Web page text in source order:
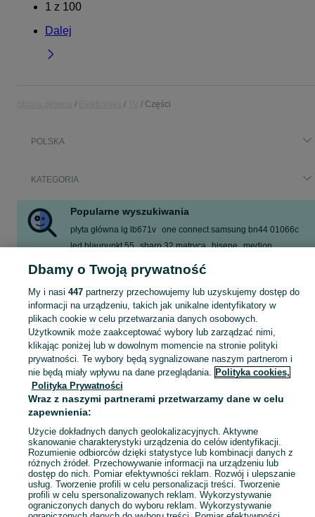
1 z 100
Dalej
Części
POLSKA
KATEGORIA
Popularne wyszukiwania
płyta główna lg lb671v one connect samsung bn44 01066c
led blaupunkt 55 sharp 32 matryca hisene medion
płyta główna lg oled eax69049007
Części do telewizora w Polsce ▶️ szeroki wybór modeli i marek ✅ Nowe i używane w atrakcyjnych cenach ☝ Sprawdź ogłoszenia i kupuj online na OLX.pl!
Mapa kategorii
Mapa miejscowości
Mapa ministron
Popularne wyszukiwania
Dbamy o Twoją prywatność
My i nasi 447partnerzy przechowujemy lub uzyskujemy dostęp do
informacji na urządzeniu, takich jak unikalne identyfikatory w
plikach cookie w celu przetwarzania danych osobowych.
Użytkownik może zaakceptować wybory lub zarządzać nimi,
klikając poniżej lub w dowolnym momencie na stronie polityki
prywatności. Te wybory będą sygnalizowane naszym partnerom i
nie będą miały wpływu na dane przeglądania. Polityka cookies,
Polityka Prywatności
Wraz z naszymi partnerami przetwarzamy dane w celu
zapewnienia:
Użycie dokładnych danych geolokalizacyjnych. Aktywne
skanowanie charakterystyki urządzenia do celów identyfikacji.
Rozumienie odbiorców dzięki statystyce lub kombinacji danych z
różnych źródeł. Przechowywanie informacji na urządzeniu lub
dostęp do nich. Pomiar efektywności reklam. Rozwój i ulepszanie
usług. Tworzenie profili w celu personalizacji treści. Tworzenie
profili w celu spersonalizowanych reklam. Wykorzystywanie
ograniczonych danych do wyboru reklam. Wykorzystywanie